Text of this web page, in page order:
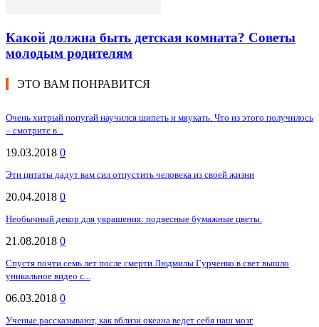
Какой должна быть детская комната? Советы
молодым родителям
ЭТО ВАМ ПОНРАВИТСЯ
Очень хитрый попугай научился шипеть и мяукать. Что из этого получилось
– смотрите в...
19.03.2018 0
Эти цитаты дадут вам сил отпустить человека из своей жизни
20.04.2018 0
Необычный декор для украшения: подвесные бумажные цветы.
21.08.2018 0
Спустя почти семь лет после смерти Людмилы Гурченко в свет вышло
уникальное видео с...
06.03.2018 0
Ученые рассказывают, как вблизи океана ведет себя наш мозг